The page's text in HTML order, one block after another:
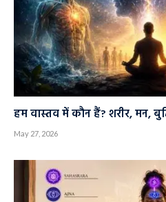
हम वास्तव में कौन हैं? शरीर, मन,
May 27, 2026